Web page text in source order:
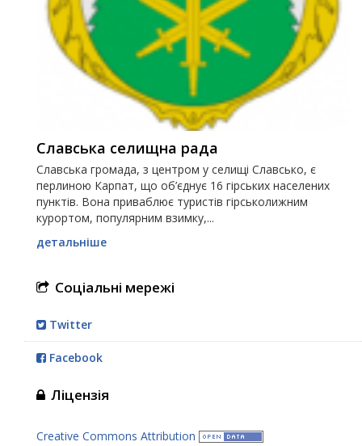
Славська селищна рада
Славська громада, з центром у селищі Славсько, є
перлиною Карпат, що об’єднує 16 гірських населених
пунктів. Вона приваблює туристів гірськолижним
курортом, популярним взимку,...
детальніше
Соціальні мережі
Twitter
Facebook
Ліцензія
Creative Commons Attribution